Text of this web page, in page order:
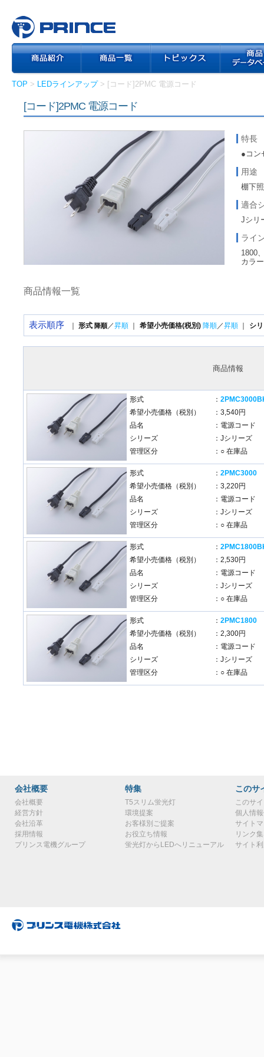
TOP > LEDラインアップ> [コード]2PMC 電源コード
[コード]2PMC 電源コード
特長
●コン
用途
棚下
適合
Jシリ
ライ
1800
カラ
商品情報一覧
表示順序 形式 降順／昇順 希望小売価格(税別) 降順／昇順 シ
商品情報
形式 ：
希望小売価格（税別）
：3,540円
品名
：電源コード
シリーズ
：Jシリーズ
管理区分
：○ 在庫品
形式 ： 2PMC3000
希望小売価格（税別）
：3,220円
品名
：電源コード
シリーズ
：Jシリーズ
管理区分
：○ 在庫品
形式 ：
希望小売価格（税別）
：2,530円
品名
：電源コード
シリーズ
：Jシリーズ
管理区分
：○ 在庫品
形式 ： 2PMC1800
希望小売価格（税別）
：2,300円
品名
：電源コード
シリーズ
：Jシリーズ
管理区分
：○ 在庫品
会社概要
会社概要
経営方針
会社沿革
採用情報
プリンス電機グループ
特集
T5スリム蛍光灯
環境提案
お客様別ご提案
お役立ち情報
蛍光灯からLEDへリニューアル
このサ
このサ
個人情
サイト
リンク集
サイト